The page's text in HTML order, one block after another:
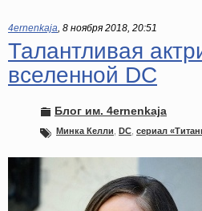
4ernenkaja, 8 ноября 2018, 20:51
Талантливая
вселенной DC
Блог им. 4ernenkaja
Минка Келли DC сериал